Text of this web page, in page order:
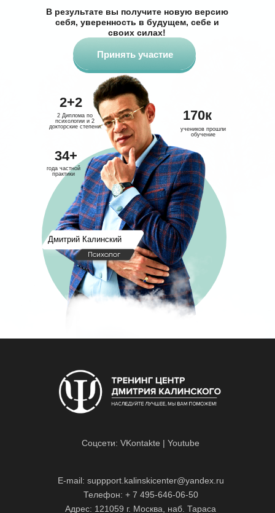
Принять участие
170к
34+
2+2
учеников прошли
обучение
года частной
практики
2 Диплома по
психологии и 2
докторские степени
Дмитрий Калинский
Психолог
В результате вы получите новую версию
себя, уверенность в будущем, себе и
своих силах!
E-mail: suppport.kalinskicenter@yandex.ru
Телефон: + 7 495-646-06-50
Адрес: 121059 г. Москва, наб. Тараса
Соцсети: VKontakte | Youtube